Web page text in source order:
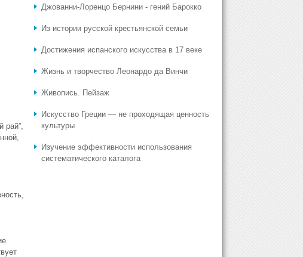
рай”,
Джованни-Лоренцо Бернини - гений Барокко
Из истории русской крестьянской семьи
Достижения испанского искусства в 17 веке
Жизнь и творчество Леонардо да Винчи
Живопись. Пейзаж
Искусство Греции — не проходящая ценность
культуры
Изучение эффективности использования
систематического каталога